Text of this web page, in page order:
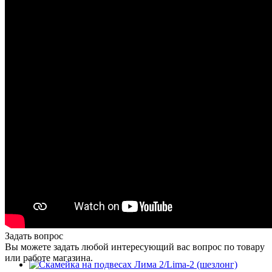
Задать вопрос
Вы можете задать любой интересующий вас вопрос по товару
или работе магазина.